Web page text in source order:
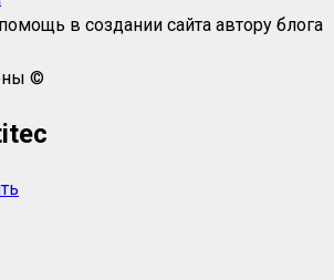
в создании сайта автору блога
©